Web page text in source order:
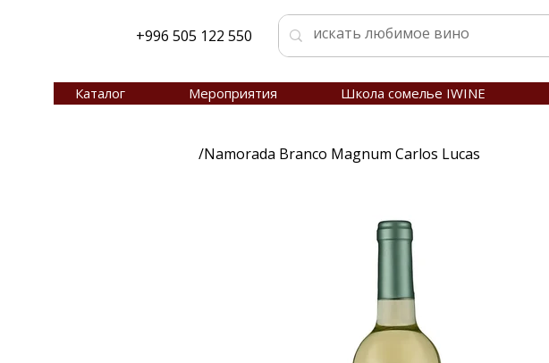
+996 505 122 550
/Namorada Branco Magnum Carlos Lucas
Каталог Мероприятия Школа сомелье IWINE